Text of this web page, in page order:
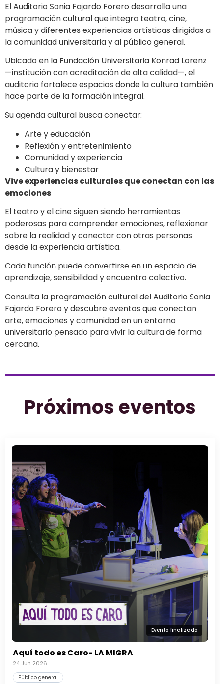
El Auditorio Sonia Fajardo Forero desarrolla una
programación cultural que integra teatro, cine,
música y diferentes experiencias artísticas dirigidas a
la comunidad universitaria y al público general.
Ubicado en la Fundación Universitaria Konrad Lorenz
—institución con acreditación de alta calidad—, el
auditorio fortalece espacios donde la cultura también
hace parte de la formación integral.
Su agenda cultural busca conectar:
Arte y educación
Reflexión y entretenimiento
Comunidad y experiencia
Cultura y bienestar
Vive experiencias culturales que conectan con las
emociones
El teatro y el cine siguen siendo herramientas
poderosas para comprender emociones, reflexionar
sobre la realidad y conectar con otras personas
desde la experiencia artística.
Cada función puede convertirse en un espacio de
aprendizaje, sensibilidad y encuentro colectivo.
Consulta la programación cultural del Auditorio Sonia
Fajardo Forero y descubre eventos que conectan
arte, emociones y comunidad en un entorno
universitario pensado para vivir la cultura de forma
cercana.
Próximos eventos
Evento finalizado
Aquí todo es Caro- LA MIGRA
24 Jun 2026
Público general